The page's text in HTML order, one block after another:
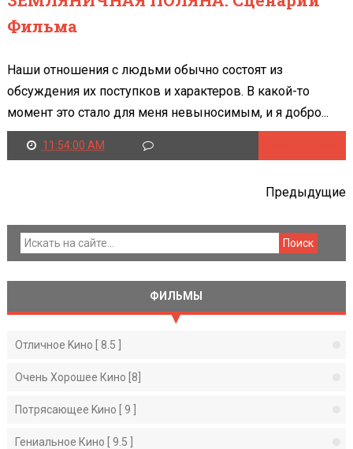
Фильма
Наши отношения с людьми обычно состоят из
обсуждения их поступков и характеров. В какой-то
момент это стало для меня невыносимым, и я добро...
11:54:00 AM
Предыдущие
ФИЛЬМЫ
Отличное Kино [ 8.5 ]
Очень Хорошее Кино [8]
Потрясающее Kино [ 9 ]
Гениальное Кино [ 9.5 ]